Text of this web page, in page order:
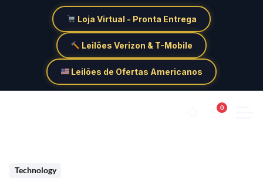
Loja Virtual - Pronta Entrega
Leilões Verizon & T-Mobile
Leilões de Ofertas Americanos
0
Technology